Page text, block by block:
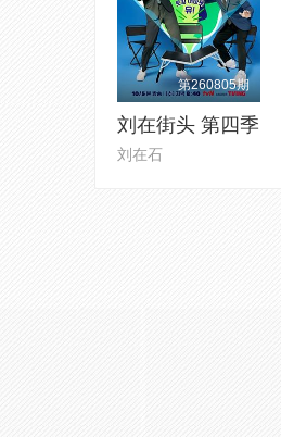
第260805期
刘在街头 第四季
刘在石